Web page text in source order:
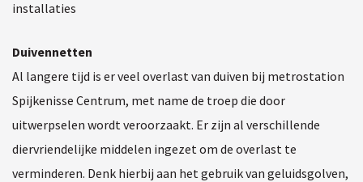
installaties
Duivennetten
Al langere tijd is er veel overlast van duiven bij metrostation
Spijkenisse Centrum, met name de troep die door
uitwerpselen wordt veroorzaakt. Er zijn al verschillende
diervriendelijke middelen ingezet om de overlast te
verminderen. Denk hierbij aan het gebruik van geluidsgolven,